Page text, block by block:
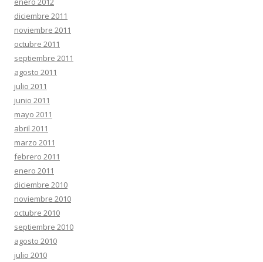
diciembre 2011
noviembre 2011
octubre 2011
septiembre 2011
agosto 2011
julio 2011
junio 2011
mayo 2011
abril 2011
marzo 2011
febrero 2011
enero 2011
diciembre 2010
noviembre 2010
octubre 2010
septiembre 2010
agosto 2010
julio 2010